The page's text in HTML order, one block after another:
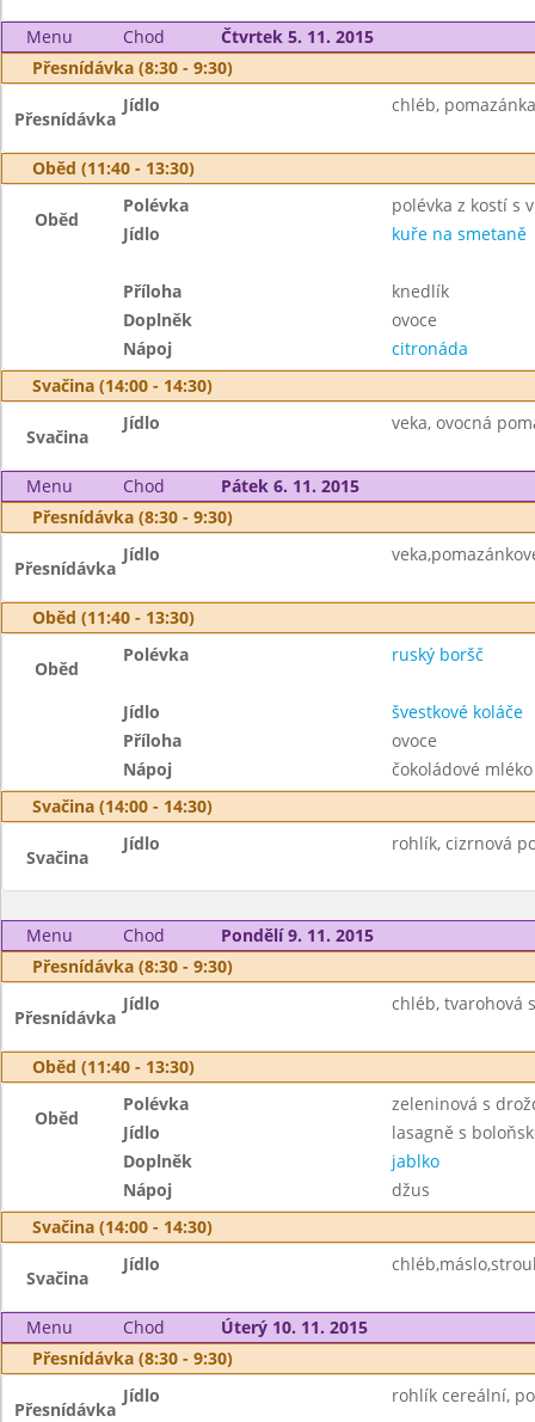
Menu Chod
Čtvrtek 5. 11. 2015
Přesnídávka (8:30 - 9:30)
Přesnídávka
Jídlo chléb,
Oběd (11:40 - 13:30)
Oběd
Polévka
polévka z kostí s
Jídlo
kuře na smetaně
Příloha
knedlík
Doplněk
ovoce
Nápoj
citronáda
Svačina (14:00 - 14:30)
Svačina
Jídlo veka, ovocná
Menu Chod
Pátek 6. 11. 2015
Přesnídávka (8:30 - 9:30)
Přesnídávka
Jídlo
Oběd (11:40 - 13:30)
Oběd
Polévka ruský boršč
Jídlo
švestkové koláče
Příloha
ovoce
Nápoj
čokoládové mléko
Svačina (14:00 - 14:30)
Svačina
Jídlo rohlík, cizrnová
Menu Chod
Pondělí 9. 11. 2015
Přesnídávka (8:30 - 9:30)
Přesnídávka
Jídlo chléb, tvarohová
Oběd (11:40 - 13:30)
Oběd
Polévka
zeleninová s
Jídlo
lasagně s
Doplněk
jablko
Nápoj
džus
Svačina (14:00 - 14:30)
Svačina
Jídlo
Menu Chod
Úterý 10. 11. 2015
Přesnídávka (8:30 - 9:30)
Přesnídávka
Jídlo rohlík cereální,